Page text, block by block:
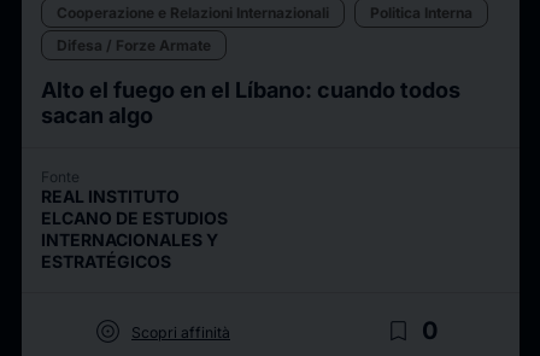
Cooperazione e Relazioni Internazionali
Politica Interna
Difesa / Forze Armate
Alto el fuego en el Líbano: cuando todos
sacan algo
Fonte
REAL INSTITUTO
ELCANO DE ESTUDIOS
INTERNACIONALES Y
ESTRATÉGICOS
target Scopri affinità bookmark_border 0